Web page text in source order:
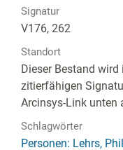
Signatur
V176, 262
Standort
Dieser Bestand
zitierfähigen
Arcinsys-Link unten
Schlagwörter
Personen: Lehrs,